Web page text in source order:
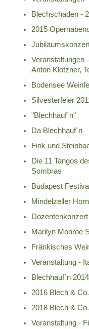
Blechschaden -
2015
Veranstaltungen
Anton Klotzner,
Bodensee
Silvesterfeier
"Blechhauf´n"
Da Blechhauf´n
Fink und
Die 11 Tangos
Sombras
Budapest
Mindelzeller
Marilyn Monroe
Fränkisches
Veranstaltung -
Blechhauf´n 2014
2016 Blech & Co.
2018 Blech & Co.
Veranstaltung -